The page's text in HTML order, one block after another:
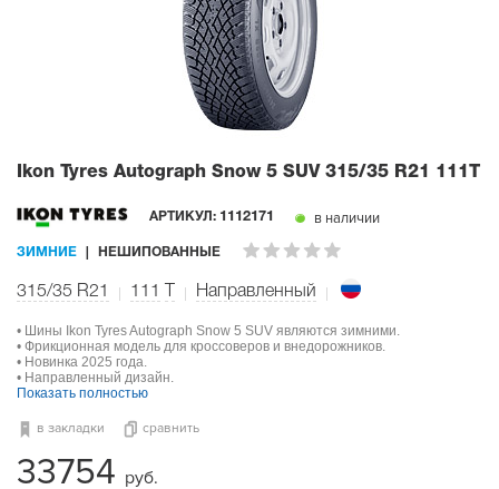
Ikon Tyres Autograph Snow 5 SUV 315/35 R21 111T
АРТИКУЛ: 1112171 в наличии
ЗИМНИЕ НЕШИПОВАННЫЕ
315/35 R21 111 Направленный
• Шины Ikon Tyres Autograph Snow 5 SUV являются зимними.
• Фрикционная модель для кроссоверов и внедорожников.
• Новинка 2025 года.
• Направленный дизайн.
Показать полностью
в закладки сравнить
33754 руб.